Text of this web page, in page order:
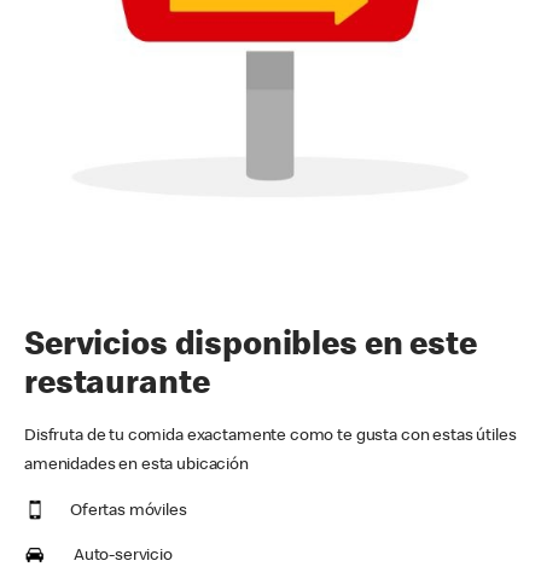
Servicios disponibles en este
restaurante
Disfruta de tu comida exactamente como te gusta con estas útiles
amenidades en esta ubicación
Ofertas móviles
Auto-servicio